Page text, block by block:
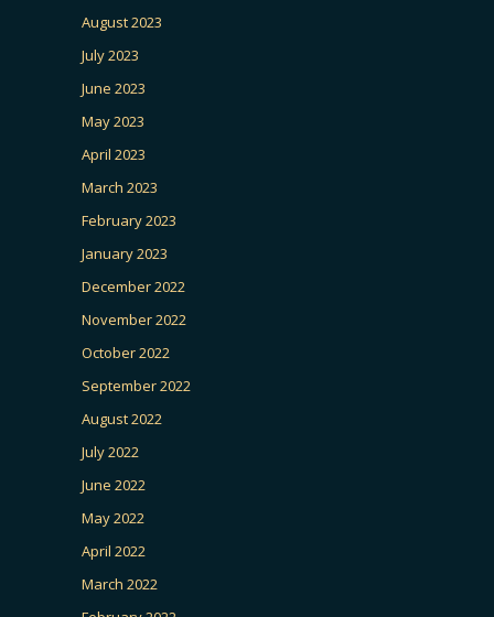
August 2023
July 2023
June 2023
May 2023
April 2023
March 2023
February 2023
January 2023
December 2022
November 2022
October 2022
September 2022
August 2022
July 2022
June 2022
May 2022
April 2022
March 2022